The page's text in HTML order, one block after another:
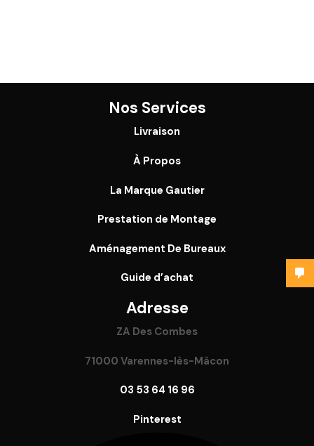
Nos Services
Livraison
À Propos
La Marque Gautier
Prestation de Montage
Aménagement De Bureaux
Guide d’achat
Adresse
ZA Des Combes
71000 Varennes-lès-Mâcon
03 53 64 16 96
Pinterest